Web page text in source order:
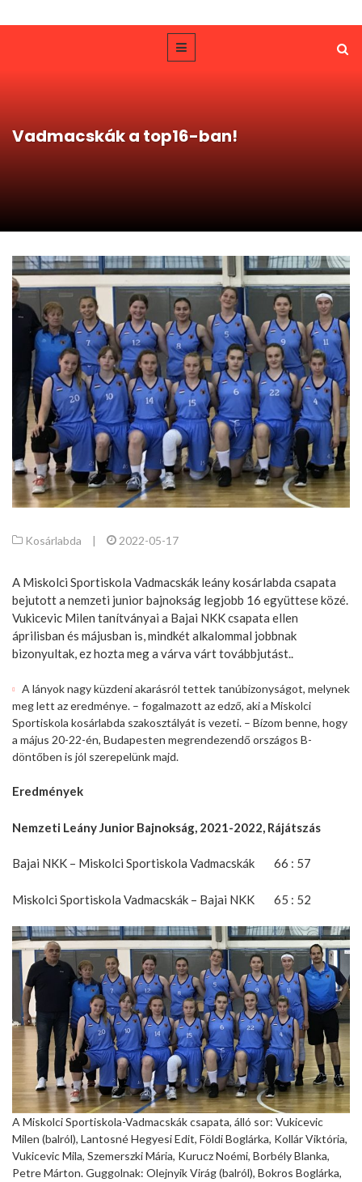
Vadmacskák a top16-ban!
Kosárlabda | 2022-05-17
A Miskolci Sportiskola Vadmacskák leány kosárlabda csapata
bejutott a nemzeti junior bajnokság legjobb 16 együttese közé.
Vukicevic Milen tanítványai a Bajai NKK csapata ellen
áprilisban és májusban is, mindkét alkalommal jobbnak
bizonyultak, ez hozta meg a várva várt továbbjutást..
A lányok nagy küzdeni akarásról tettek tanúbizonyságot, melynek
meg lett az eredménye. – fogalmazott az edző, aki a Miskolci
Sportiskola kosárlabda szakosztályát is vezeti. – Bízom benne, hogy
a május 20-22-én, Budapesten megrendezendő országos B-
döntőben is jól szerepelünk majd.
Eredmények
Nemzeti Leány Junior Bajnokság, 2021-2022, Rájátszás
Bajai NKK – Miskolci Sportiskola Vadmacskák 66 : 57
Miskolci Sportiskola Vadmacskák – Bajai NKK 65 : 52
A Miskolci Sportiskola-Vadmacskák csapata, álló sor: Vukicevic
Milen (balról), Lantosné Hegyesi Edit, Földi Boglárka, Kollár Viktória,
Vukicevic Mila, Szemerszki Mária, Kurucz Noémi, Borbély Blanka,
Petre Márton. Guggolnak: Olejnyik Virág (balról), Bokros Boglárka,